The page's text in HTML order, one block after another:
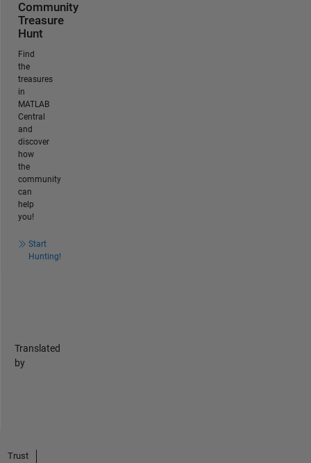
Community
Treasure
Hunt
Find
the
treasures
in
MATLAB
Central
and
discover
how
the
community
can
help
you!
Start
Hunting!
Translated
by
Trust